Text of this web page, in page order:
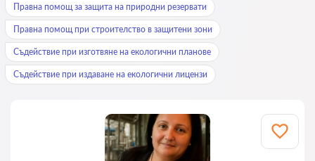
Правна помощ за защита на природни резервати
Правна помощ при строителство в защитени зони
Съдействие при изготвяне на екологични планове
Съдействие при издаване на екологични лицензи